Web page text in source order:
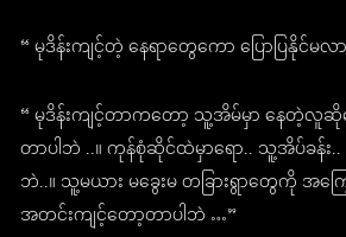
“ မုဒိန်းကျင့်တဲ့ နေရာတွေကော ပြောပြနိုင်မလ
“ မုဒိန်းကျင့်တာကတော့ သူ့အိမ်မှာ နေတဲ့လူဆိုတ
တာပါဘဲ ..။ ကုန်စုံဆိုင်ထဲမှာရော.. သူ့အိပ်ခန်း..
ဘဲ..။ သူ့မယား မခွေးမ တခြားရွာတွေကို အကြွ
အတင်းကျင့်တော့တာပါဘဲ …”